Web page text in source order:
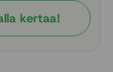
kertaa!